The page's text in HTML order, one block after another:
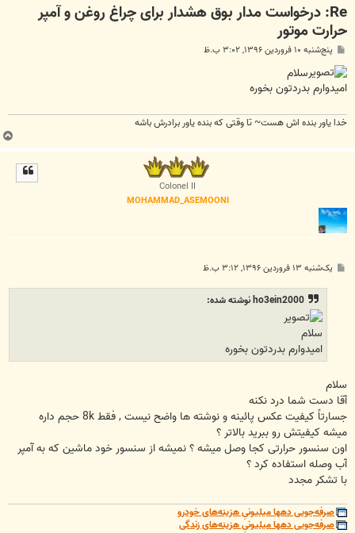
Re: درخواست مدار بوق هشدار برای چراغ روغن و آمپر
حرارت موتور
س
ت
پنج‌شنبه ۱۰ فروردین ۱۳۹۶, ۳:۰۲ ب.ظ
سلام
امیدوارم بدردتون بخوره
خدا یاور بنده اش هست~ تا وقتی که بنده یاور برادرش باشه
Colonel II
MOHAMMAD_ASEMOONI
یک‌شنبه ۱۳ فروردین ۱۳۹۶, ۳:۱۲ ب.ظ
ho3ein2000 نوشته شده:
سلام
امیدوارم بدردتون بخوره
سلام
آقا دست شما درد نکنه
جسارتاً کیفیت عکس پائینه و نوشته ها واضح نیست , فقط 8k حجم داره
میشه کیفیتش رو ببرید بالاتر ؟
اون سنسور حرارتی کجا وصل میشه ؟ نمیشه از سنسور خود ماشین که به آمپر
آب وصله استفاده کرد ؟
با تشکر مجدد
صرفه‌جویی دهها میلیونیِ هزینه‌های خودرو
صرفه‌جویی دهها میلیونیِ هزینه‌های زندگی